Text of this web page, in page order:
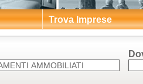
Trova Imprese